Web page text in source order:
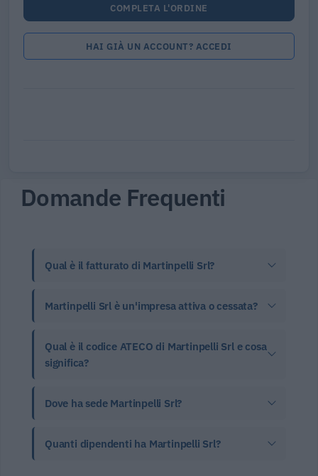
COMPLETA L'ORDINE
HAI GIÀ UN ACCOUNT? ACCEDI
Domande Frequenti
Qual è il fatturato di Martinpelli Srl?
Martinpelli Srl è un'impresa attiva o cessata?
Qual è il codice ATECO di Martinpelli Srl e cosa
significa?
Dove ha sede Martinpelli Srl?
Quanti dipendenti ha Martinpelli Srl?